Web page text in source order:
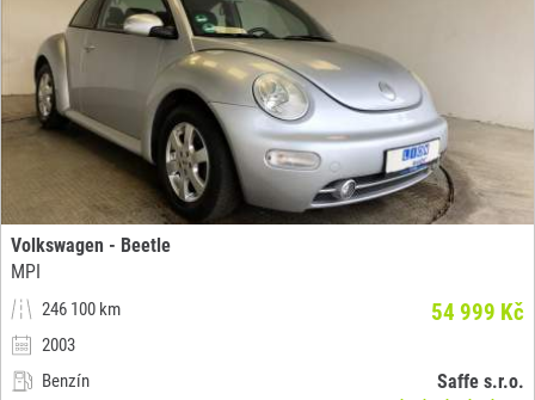
Volkswagen - Beetle
MPI
246 100 km
2003
Benzín
54 999 Kč
Saffe s.r.o.